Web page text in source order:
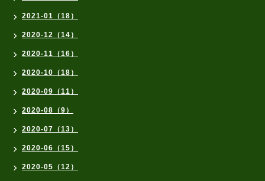
2021-01（18）
2020-12（14）
2020-11（16）
2020-10（18）
2020-09（11）
2020-08（9）
2020-07（13）
2020-06（15）
2020-05（12）